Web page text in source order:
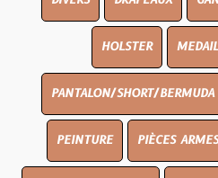
HOLSTER
PANTALON/SHORT/BERMUDA
PEINTURE PIÈCES ARMES